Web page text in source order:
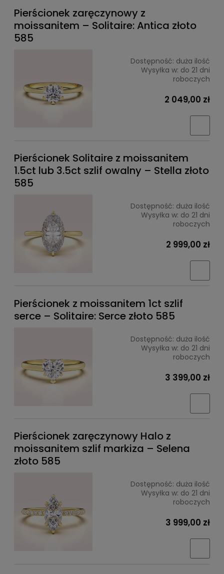
Pierścionek zaręczynowy z
moissanitem – Solitaire: Antica złoto
585
Dostępność: duża ilość
Wysyłka w: do 21 dni
roboczych
2 049,00 zł
Pierścionek Solitaire z moissanitem
1.5ct lub 3.5ct szlif owalny – Stella złoto
585
Dostępność: duża ilość
Wysyłka w: do 21 dni
roboczych
2 999,00 zł
Pierścionek z moissanitem 1ct szlif
serce – Solitaire: Serce złoto 585
Dostępność: duża ilość
Wysyłka w: do 21 dni
roboczych
3 399,00 zł
Pierścionek zaręczynowy Halo z
moissanitem szlif markiza – Selena
złoto 585
Dostępność: duża ilość
Wysyłka w: do 21 dni
roboczych
3 999,00 zł